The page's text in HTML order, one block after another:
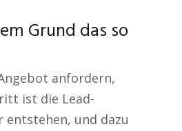
Grund das so
anfordern,
ist die Lead-
entstehen, und dazu